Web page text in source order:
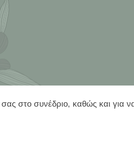
σας στο συνέδριο, καθώς και για